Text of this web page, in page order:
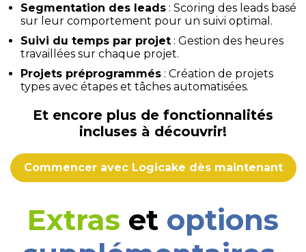
Segmentation des leads : Scoring des leads basé
sur leur comportement pour un suivi optimal.
Suivi du temps par projet : Gestion des heures
travaillées sur chaque projet.
Projets préprogrammés : Création de projets
types avec étapes et tâches automatisées.
Et encore plus de fonctionnalités
incluses à découvrir!
Commencer avec Logicake dès maintenant
Extras et options